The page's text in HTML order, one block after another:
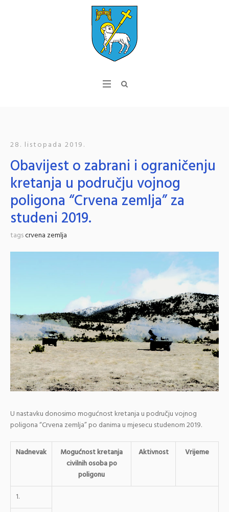
28. listopada 2019.
Obavijest o zabrani i ograničenju
kretanja u području vojnog
poligona “Crvena zemlja” za
studeni 2019.
tagscrvena zemlja
U nastavku donosimo mogućnost kretanja u području vojnog
poligona “Crvena zemlja” po danima u mjesecu studenom 2019.
Nadnevak
Mogućnost kretanja
civilnih osoba po
poligonu
Aktivnost Vrijeme
1.